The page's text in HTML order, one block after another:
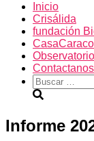
Inicio
Crisálida
fundación
CasaCaracol
Buscar:
Informe